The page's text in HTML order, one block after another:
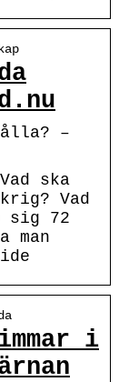
–
ska
Vad
sig 72
man
i